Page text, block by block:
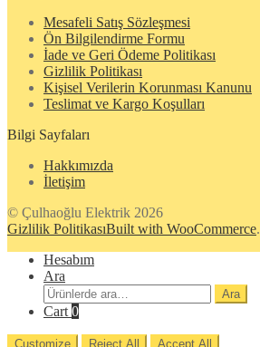
Mesafeli Satış Sözleşmesi
Ön Bilgilendirme Formu
İade ve Geri Ödeme Politikası
Gizlilik Politikası
Kişisel Verilerin Korunması Kanunu
Teslimat ve Kargo Koşulları
Bilgi Sayfaları
Hakkımızda
İletişim
© Çulhaoğlu Elektrik 2026
Gizlilik PolitikasıBuilt with WooCommerce.
Hesabım
Ara
Ara:
Ara
Cart 0
Customize Reject All Accept All